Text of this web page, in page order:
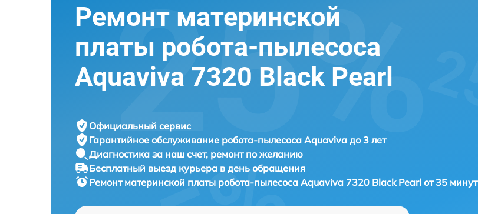
Ремонт материнской
платы робота-пылесоса
Aquaviva 7320 Black Pearl
Официальный сервис
Гарантийное обслуживание робота-пылесоса Aquaviva до 3 лет
Диагностика за наш счет, ремонт по желанию
Бесплатный выезд курьера в день обращения
Ремонт материнской платы робота-пылесоса Aquaviva 7320 Black Pearl от 35 минут